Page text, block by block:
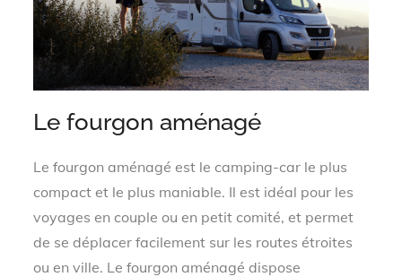
Le fourgon aménagé
Le fourgon aménagé est le camping-car le plus
compact et le plus maniable. Il est idéal pour les
voyages en couple ou en petit comité, et permet
de se déplacer facilement sur les routes étroites
ou en ville. Le fourgon aménagé dispose